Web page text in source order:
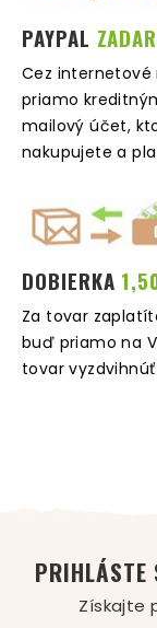
PAYPAL
Cez internetové
priamo
mailový účet,
nakupujete a
DOBIERKA
Za tovar
buď priamo na
tovar
PRIHLÁSTE
Získajte